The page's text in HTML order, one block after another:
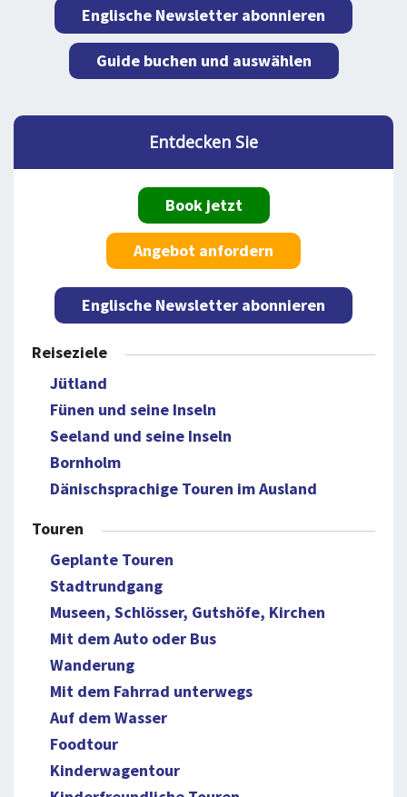
Englische Newsletter abonnieren
Guide buchen und auswählen
Entdecken Sie
Book jetzt
Angebot anfordern
Englische Newsletter abonnieren
Reiseziele
Jütland
Fünen und seine Inseln
Seeland und seine Inseln
Bornholm
Dänischsprachige Touren im Ausland
Touren
Geplante Touren
Stadtrundgang
Museen, Schlösser, Gutshöfe, Kirchen
Mit dem Auto oder Bus
Wanderung
Mit dem Fahrrad unterwegs
Auf dem Wasser
Foodtour
Kinderwagentour